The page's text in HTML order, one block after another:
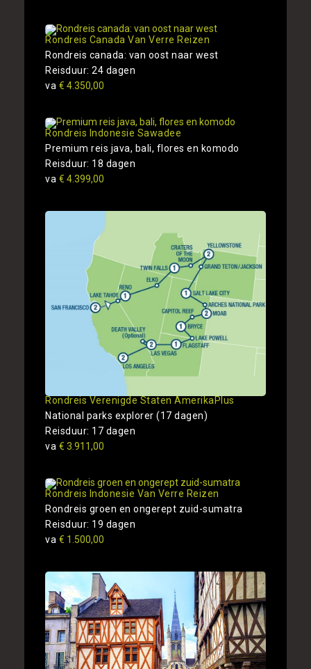
Rondreis Canada Van Verre Reizen
Rondreis canada: van oost naar west
Reisduur: 24 dagen
va € 4.350,00
Rondreis Indonesie Sawadee
Premium reis java, bali, flores en komodo
Reisduur: 18 dagen
va € 4.399,00
Rondreis Verenigde Staten AmerikaPlus
National parks explorer (17 dagen)
Reisduur: 17 dagen
va € 3.911,00
Rondreis Indonesie Van Verre Reizen
Rondreis groen en ongerept zuid-sumatra
Reisduur: 19 dagen
va € 1.500,00